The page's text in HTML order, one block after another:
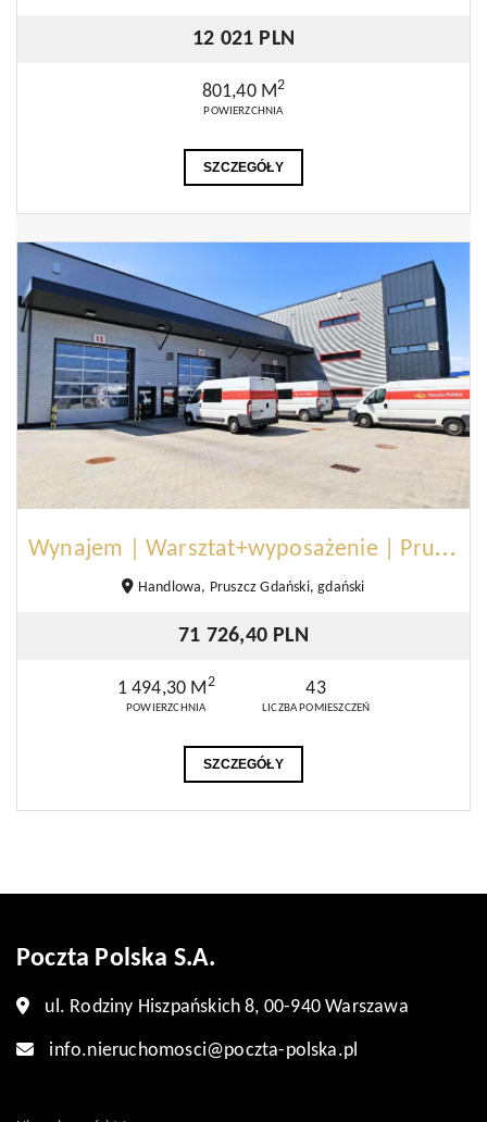
12 021 PLN
801,40 M2
POWIERZCHNIA
SZCZEGÓŁY
W
ynajem | Warsztat+wyposażenie | Pruszcz Gdański
Handlowa, Pruszcz Gdański, gdański
71 726,40 PLN
1 494,30 M2
POWIERZCHNIA
43
LICZBA POMIESZCZEŃ
SZCZEGÓŁY
Poczta Polska S.A.
ul. Rodziny Hiszpańskich 8, 00-940 Warszawa
info.nieruchomosci@poczta-polska.pl